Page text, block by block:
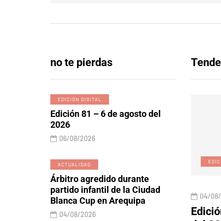
no te pierdas
EDICIÓN DIGITAL
Edición 81 – 6 de agosto del
2026
06/08/2026
ACTUALIDAD
Árbitro agredido durante
partido infantil de la Ciudad
Blanca Cup en Arequipa
04/08/2026
de agosto
ACTUALIDAD
04/08/2026
Árbitro agredido durante
04/